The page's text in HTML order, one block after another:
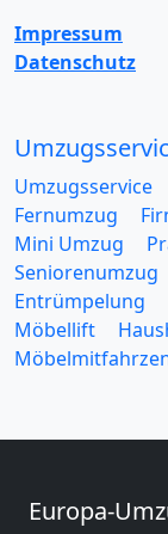
Impressum
Datenschutz
Umzugsservice
Fernumzug
Mini Umzug
Seniorenumzug
Entrümpelung
Möbellift
Europa-